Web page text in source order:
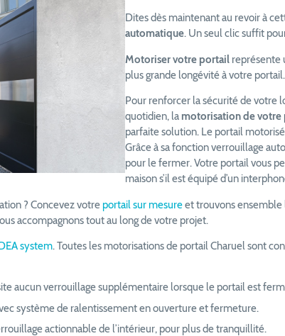
Dites dès maintenant au revoir à
automatique. Un seul clic suffit
Motoriser votre portail représente
plus grande longévité à votre portail.
Pour renforcer la sécurité de votre
quotidien, la motorisation de votre
parfaite solution. Le portail
Grâce à sa fonction verrouillage
pour le fermer. Votre portail vous
maison s’il est équipé d’un
? Concevez votre portail sur mesureet trouvons ensemble
accompagnons tout au long de votre projet.
system. Toutes les motorisations de portail Charuel sont
aucun verrouillage supplémentaire lorsque le portail est
système de ralentissement en ouverture et fermeture.
actionnable de l’intérieur, pour plus de tranquillité.